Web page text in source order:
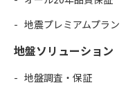
地震プレミアムプラン
地盤ソリューション
地盤調査・保証